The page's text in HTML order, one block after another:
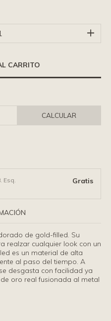
CALCULAR
Esq.
Gratis
de gold-filled. Su
realzar cualquier look con un
es un material de alta
al paso del tiempo. A
desgasta con facilidad ya
oro real fusionada al metal